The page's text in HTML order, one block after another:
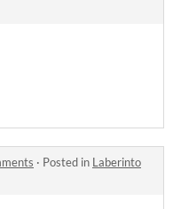
· Posted in Laberinto